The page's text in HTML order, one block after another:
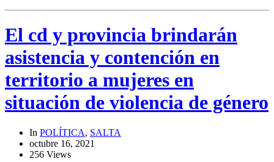
El cd y provincia brindarán
asistencia y contención en
territorio a mujeres en
situación de violencia de género
In POLÍTICA, SALTA
octubre 16, 2021
256 Views